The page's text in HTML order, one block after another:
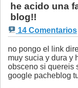
he acido una
blog!!
14 Comentarios
no pongo el link
muy sucia y dura y
obsceno si quereis
google pacheblog